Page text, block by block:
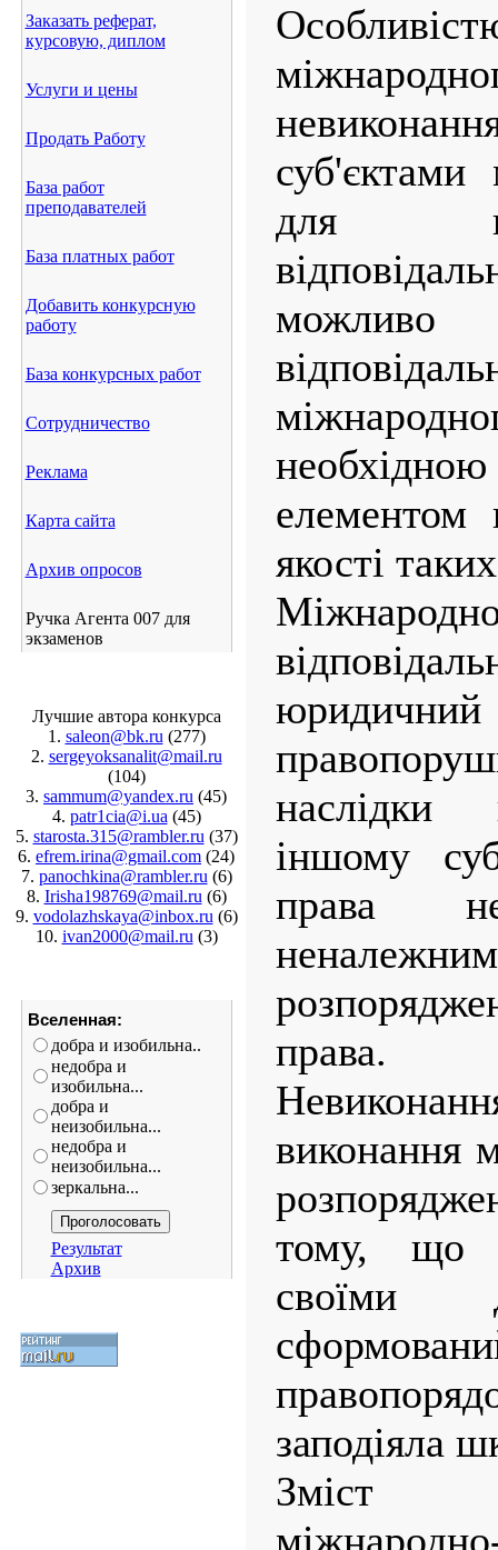
Заказать реферат,
курсовую, диплом
Услуги и цены
Продать Работу
База работ
преподавателей
База платных работ
Добавить конкурсную
работу
База конкурсных работ
Сотрудничество
Реклама
Карта сайта
Архив опросов
Ручка Агента 007 для
экзаменов
Лучшие автора конкурса
1. saleon@bk.ru (277)
2. sergeyoksanalit@mail.ru
(104)
3. sammum@yandex.ru (45)
4. patr1cia@i.ua (45)
5. starosta.315@rambler.ru (37)
6. efrem.irina@gmail.com (24)
7. panochkina@rambler.ru (6)
8. Irisha198769@mail.ru (6)
9. vodolazhskaya@inbox.ru (6)
10. ivan2000@mail.ru (3)
Вселенная:
добра и изобильна..
недобра и
изобильна...
добра и
неизобильна...
недобра и
неизобильна...
зеркальна...
Результат
Архив
суб'єктами
для
можливо
елементом
якості
юридичний
наслідки
іншому
права
права.
виконання
тому, що
своїми
заподіяла
Зміст